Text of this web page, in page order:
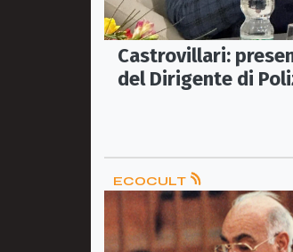
Castrovillari:
del Dirigente di
ECOCULT